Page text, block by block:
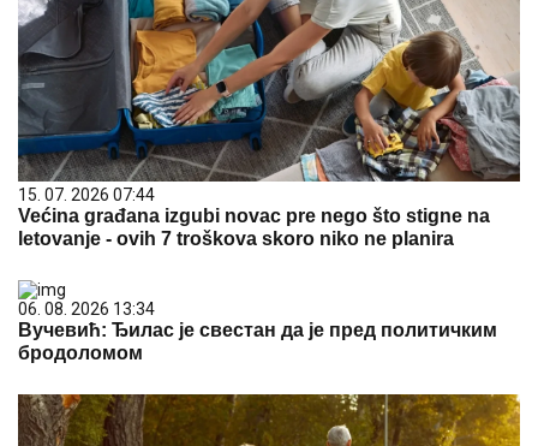
15. 07. 2026 07:44
Većina građana izgubi novac pre nego što stigne na
letovanje - ovih 7 troškova skoro niko ne planira
06. 08. 2026 13:34
Вучевић: Ђилас је свестан да је пред политичким
бродоломом